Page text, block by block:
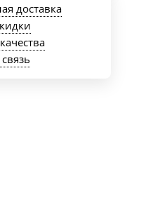
доставка